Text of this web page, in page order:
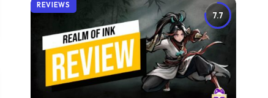
7.7
REVIEWS